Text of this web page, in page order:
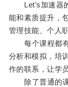
Let’s加速器的
能和素质提升，
管理技能、个人
每个课程都有
分析和模拟，培
作的联系，让学
除了普通的课